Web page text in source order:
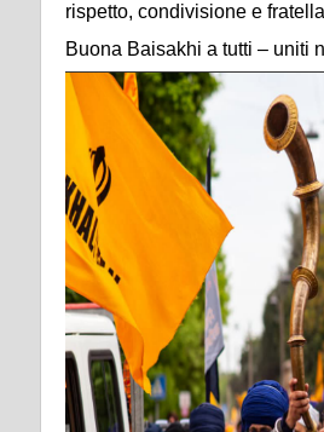
rispetto, condivisione e
Buona Baisakhi a tutti – uniti